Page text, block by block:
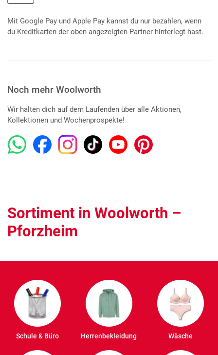
Mit Google Pay und Apple Pay kannst du nur bezahlen, wenn
du Kreditkarten der oben angezeigten Partner hinterlegt hast.
Noch mehr Woolworth
Wir halten dich auf dem Laufenden über alle Aktionen,
Kollektionen und Wochenprospekte!
Sortiment in Woolworth –
Pforzheim
Schule & Büro Herrenbekleidung Wäsche